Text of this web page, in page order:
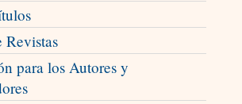
Revistas
para los Autores y